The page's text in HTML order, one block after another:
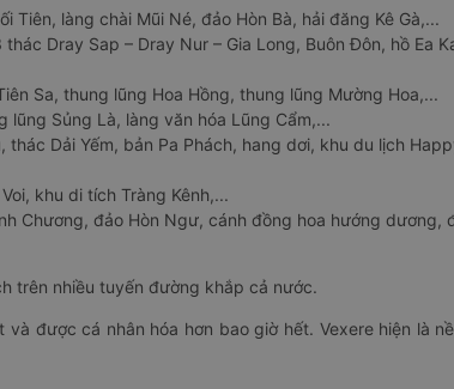
Tiên, làng chài Mũi Né, đảo Hòn Bà, hải đăng Kê Gà,...
Dray Sap – Dray Nur – Gia Long, Buôn Đôn, hồ Ea
Sa, thung lũng Hoa Hồng, thung lũng Mường Hoa,...
Sủng Là, làng văn hóa Lũng Cẩm,...
Dải Yếm, bản Pa Phách, hang dơi, khu du lịch
khu di tích Tràng Kênh,...
Chương, đảo Hòn Ngư, cánh đồng hoa hướng dương,
trên nhiều tuyến đường khắp cả nước.
được cá nhân hóa hơn bao giờ hết. Vexere hiện là